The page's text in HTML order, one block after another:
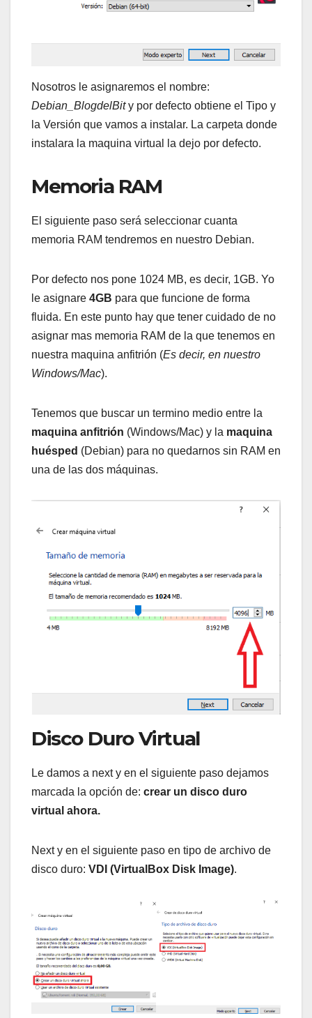
Nosotros le asignaremos el nombre:
Debian_BlogdelBity por defecto obtiene el Tipo y
la Versión que vamos a instalar. La carpeta donde
instalara la maquina virtual la dejo por defecto.
Memoria RAM
El siguiente paso será seleccionar cuanta
memoria RAM tendremos en nuestro Debian.
Por defecto nos pone 1024 MB, es decir, 1GB. Yo
le asignare 4GB para que funcione de forma
fluida. En este punto hay que tener cuidado de no
asignar mas memoria RAM de la que tenemos en
nuestra maquina anfitrión (Es decir, en nuestro
Windows/Mac).
Tenemos que buscar un termino medio entre la
maquina anfitrión (Windows/Mac) y la maquina
huésped (Debian) para no quedarnos sin RAM en
una de las dos máquinas.
Disco Duro Virtual
Le damos a next y en el siguiente paso dejamos
marcada la opción de: crear un disco duro
virtual ahora.
Next y en el siguiente paso en tipo de archivo de
disco duro: VDI (VirtualBox Disk Image).